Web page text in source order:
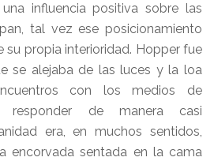
influencia positiva sobre las
tal vez ese posicionamiento
su propia interioridad. Hopper fue
se alejaba de las luces y la loa
con los medios de
responder de manera casi
era, en muchos sentidos,
encorvada sentada en la cama